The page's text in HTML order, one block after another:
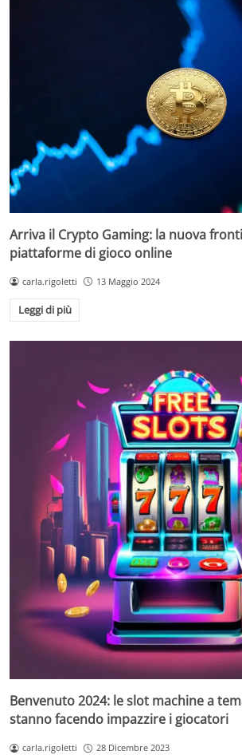
Arriva il Crypto Gaming: la nuova
piattaforme di gioco online
carla.rigoletti 13 Maggio 2024
Leggi di più
Benvenuto 2024: le slot machine a
stanno facendo impazzire i giocatori
carla.rigoletti 28 Dicembre 2023